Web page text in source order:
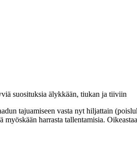
suosituksia älykkään, tiukan ja tiiviin
tajuamiseen vasta nyt hiljattain
myöskään harrasta tallentamisia.